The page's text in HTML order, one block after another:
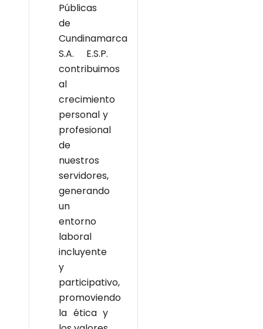
Públicas
de
Cundinamarca
S.A. E.S.P.
contribuimos
al
crecimiento
personal y
profesional
de
nuestros
servidores,
generando
un
entorno
laboral
incluyente
y
participativo,
promoviendo
la ética y